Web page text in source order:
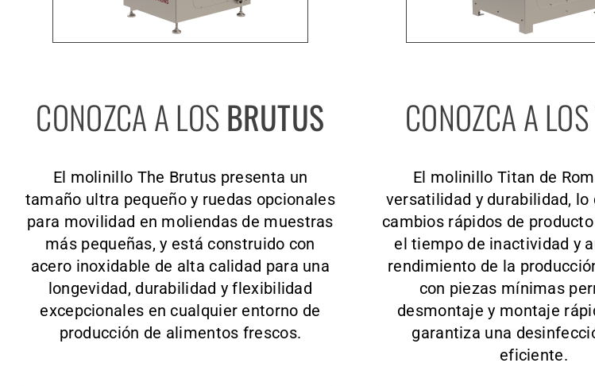
CONOZCA A LOSBRUTUS CONOZCA A LOS
El molinillo The Brutus presenta un
tamaño ultra pequeño y ruedas opcionales
para movilidad en moliendas de muestras
más pequeñas, y está construido con
acero inoxidable de alta calidad para una
longevidad, durabilidad y flexibilidad
excepcionales en cualquier entorno de
producción de alimentos frescos.
El molinillo Titan de
versatilidad y durabilidad, lo
cambios rápidos de
el tiempo de inactividad y
rendimiento de la
con piezas mínimas
desmontaje y montaje
garantiza una
eficiente.